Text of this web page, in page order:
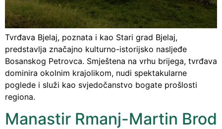
Tvrđava Bjelaj, poznata i kao Stari grad Bjelaj,
predstavlja značajno kulturno-istorijsko nasljeđe
Bosanskog Petrovca. Smještena na vrhu brijega, tvrđava
dominira okolnim krajolikom, nudi spektakularne
poglede i služi kao svjedočanstvo bogate prošlosti
regiona.
Manastir Rmanj-Martin Brod